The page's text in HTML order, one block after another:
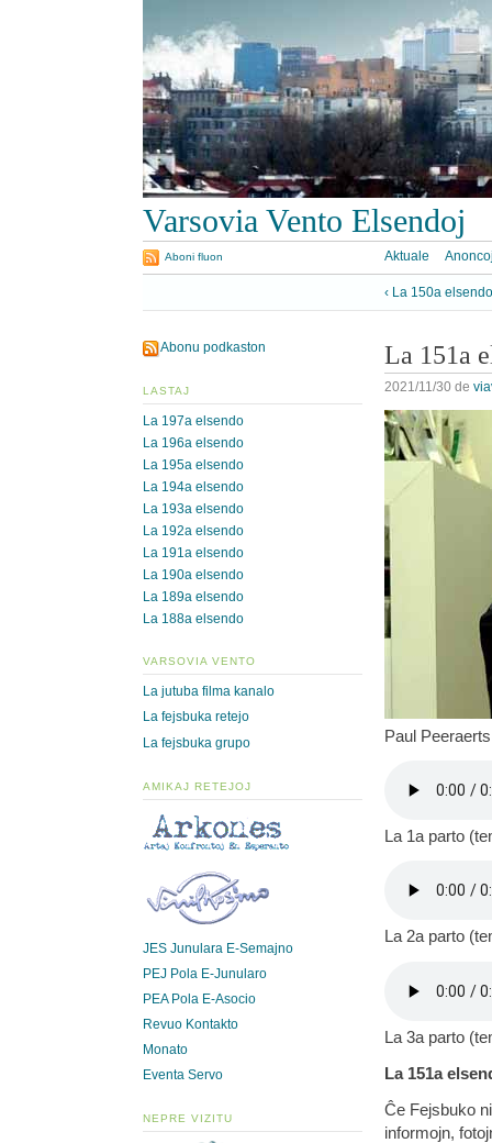
Varsovia Vento Elsendoj
Aktuale
Aboni fluon
‹ La 150a elsendo
La 151a
2021/11/30 de
Paul
La 1a parto
La 2a parto
La 3a parto
La 151a
Ĉe Fejsbuko
informojn,
Abonu podkaston
LASTAJ
La 197a elsendo
La 196a elsendo
La 195a elsendo
La 194a elsendo
La 193a elsendo
La 192a elsendo
La 191a elsendo
La 190a elsendo
La 189a elsendo
La 188a elsendo
VARSOVIA VENTO
La jutuba filma kanalo
La fejsbuka retejo
La fejsbuka grupo
AMIKAJ RETEJOJ
JES Junulara E-Semajno
PEJ Pola E-Junularo
PEA Pola E-Asocio
Revuo Kontakto
Monato
Eventa Servo
NEPRE VIZITU